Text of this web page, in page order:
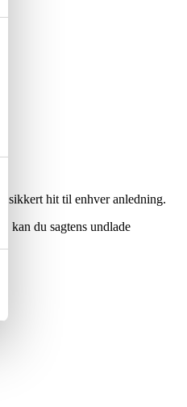
sikkert hit til enhver anledning.
kan du sagtens undlade